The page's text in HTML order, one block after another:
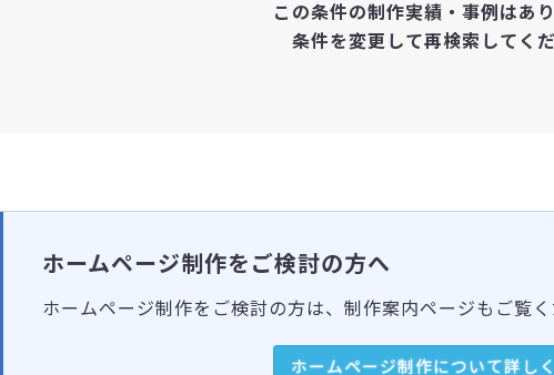
この条件の制作実績・事例はあ
条件を変更して再検索してく
ホームページ制作をご検討の方へ
ホームページ制作をご検討の方は、制作案内ページもご覧く
ホームページ制作について詳し